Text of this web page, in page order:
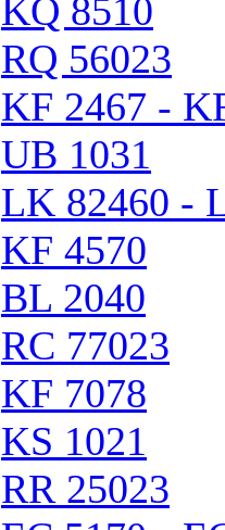
KQ 8510
RQ 56023
KF 2467 -
UB 1031
LK 82460 -
KF 4570
BL 2040
RC 77023
KF 7078
KS 1021
RR 25023